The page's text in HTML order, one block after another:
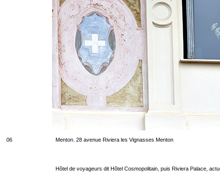
06 Menton. 28 avenue Riviera les Vignasses Menton
Hôtel de voyageurs dit Hôtel Cosmopolitain, puis Riviera Palace,